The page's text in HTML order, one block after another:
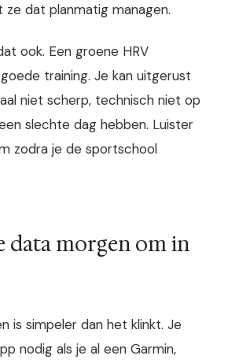
dat planmatig managen.
ook. Een groene HRV
training. Je kan uitgerust
niet scherp, technisch niet op
slechte dag hebben. Luister
zodra je de sportschool
data morgen om in
is simpeler dan het klinkt. Je
nodig als je al een Garmin,